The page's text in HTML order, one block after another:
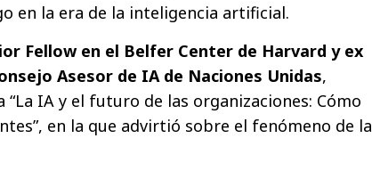
en la era de la inteligencia artificial.
Fellow en el Belfer Center de Harvard y ex
Asesor de IA de Naciones Unidas,
IA y el futuro de las organizaciones: Cómo
en la que advirtió sobre el fenómeno de la